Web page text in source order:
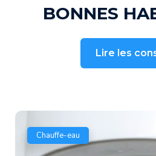
BONNES
Lire les
Chauffe-eau